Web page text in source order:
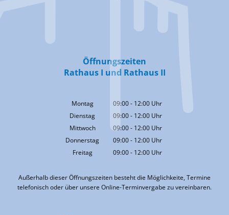
Öffnungszeiten
Rathaus I und Rathaus II
Montag 09:00- 12:00 Uhr
Von 09:00 bis 12:00 Uhr
Dienstag 09:00- 12:00 Uhr
Von 09:00 bis 12:00 Uhr
Mittwoch 09:00- 12:00 Uhr
Von 09:00 bis 12:00 Uhr
Donnerstag 09:00- 12:00 Uhr
Von 09:00 bis 12:00 Uhr
Freitag 09:00- 12:00 Uhr
Außerhalb dieser Öffnungszeiten besteht die Möglichkeite, Termine
telefonisch oder über unsere Online-Terminvergabe zu vereinbaren.